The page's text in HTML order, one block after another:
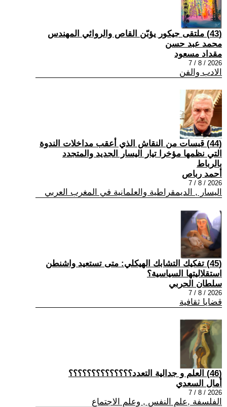
(43) ملتقى جيكور يؤبّن القاص والروائي المهندس
محمد عبد حسن
مقداد مسعود
2026 / 8 / 7
الادب والفن
(44) قبسات من النقاش الذي أعقب مداخلات الندوة
التي نظمها مؤخرا تيار اليسار الجديد والمتجدد
بالرباط
أحمد رباص
2026 / 8 / 7
اليسار , الديمقراطية والعلمانية في المغرب العربي
(45) تفكيك التشابك الهيكلي: متى تستعيد واشنطن
استقلاليتها السياسية؟
سلطان الحربي
2026 / 8 / 7
قضايا ثقافية
(46) العلم و جدالية التعدد؟؟؟؟؟؟؟؟؟؟؟؟؟؟
أمال السعدي
2026 / 8 / 7
الفلسفة ,علم النفس , وعلم الاجتماع